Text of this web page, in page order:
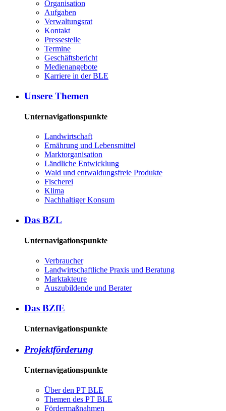
Or­ga­ni­sa­ti­on
Auf­ga­ben
Ver­wal­tungs­rat
Kon­takt
Pres­se­stel­le
Ter­mi­ne
Ge­schäfts­be­richt
Me­di­en­an­ge­bo­te
Kar­rie­re in der BLE
Un­se­re The­men
Unternavigationspunkte
Land­wirt­schaft
Er­näh­rung und Le­bens­mit­tel
Markt­or­ga­ni­sa­ti­on
Länd­li­che Ent­wick­lung
Wald und ent­wal­dungs­freie Pro­duk­te
Fi­sche­rei
Kli­ma
Nach­hal­ti­ger Kon­sum
Das BZL
Unternavigationspunkte
Ver­brau­cher
Land­wirtschaft­liche Pra­xis und Be­ra­tung
Mark­tak­teu­re
Aus­zu­bil­den­de und Be­ra­ter
Das BZ­fE
Unternavigationspunkte
Pro­jekt­för­de­rung
Unternavigationspunkte
Über den PT BLE
The­men des PT BLE
För­der­maß­nah­men